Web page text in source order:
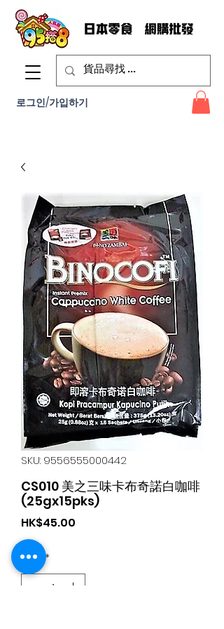
로그인/가입하기
SKU: 9556555000442
CS010 美之三味卡布奇諾白咖啡
(25gx15pks)
HK$45.00
수량 *